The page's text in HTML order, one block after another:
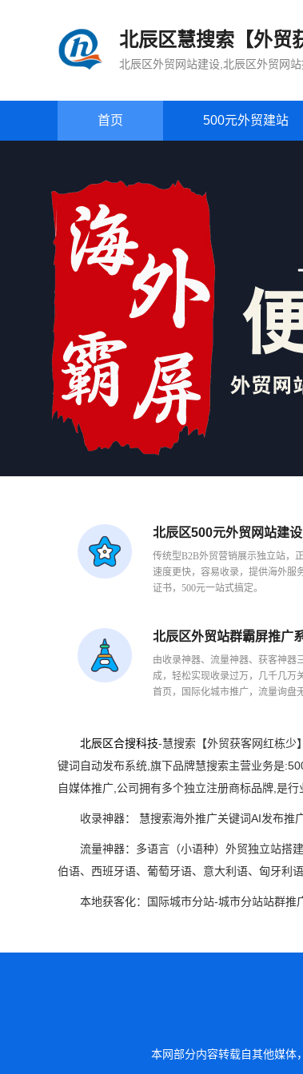
北辰区慧搜索【外贸
北辰区外贸网站建设,北辰区外贸网
首页 500元外贸建站
北辰区500元外贸网站建设
传统型B2B外贸营销展示独立站，正
速度更快，容易收录，提供海外服
证书，500元一站式搞定。
北辰区外贸站群霸屏推广
由收录神器、流量神器、获客神器
成，轻松实现收录过万，几千几万
首页，国际化城市推广，流量询盘无
北辰区合搜科技-慧搜索【外贸获客网红栋少
键词自动发布系统,旗下品牌慧搜索主营业务是
自媒体推广,公司拥有多个独立注册商标品牌,是
收录神器： 慧搜索海外推广关键词AI发布推
流量神器：多语言（小语种）外贸独立站搭
伯语、西班牙语、葡萄牙语、意大利语、匈牙利
本地获客化：国际城市分站-城市分站站群推
本网部分内容转载自其他媒体